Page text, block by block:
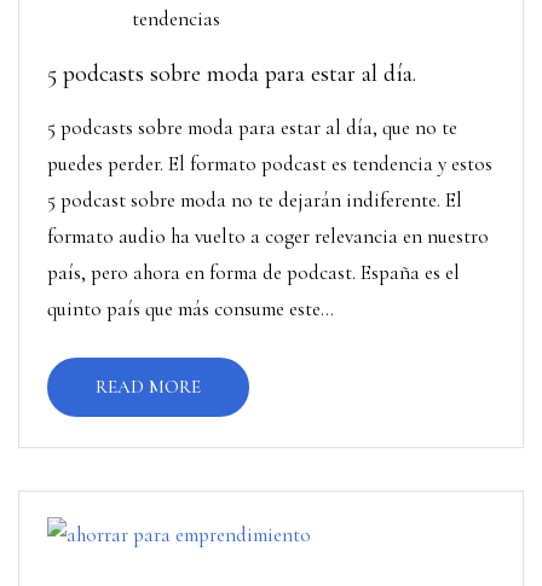
tendencias
5 podcasts sobre moda para estar al día.
5 podcasts sobre moda para estar al día, que no te
puedes perder. El formato podcast es tendencia y estos
5 podcast sobre moda no te dejarán indiferente. El
formato audio ha vuelto a coger relevancia en nuestro
país, pero ahora en forma de podcast. España es el
quinto país que más consume este...
READ MORE